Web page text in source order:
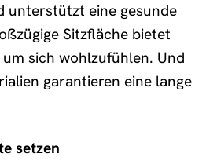
unterstützt eine gesunde
Sitzfläche bietet
sich wohlzufühlen. Und
garantieren eine lange
setzen